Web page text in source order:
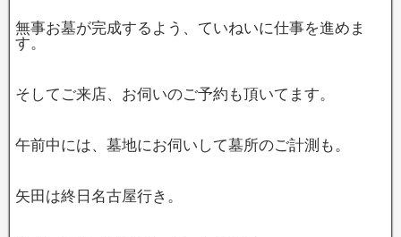
無事お墓が完成するよう、ていねいに仕事を進めま
す。
そしてご来店、お伺いのご予約も頂いてます。
午前中には、墓地にお伺いして墓所のご計測も。
矢田は終日名古屋行き。